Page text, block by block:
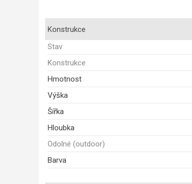
Konstrukce
Stav
Konstrukce
Hmotnost
Výška
Šířka
Hloubka
Odolné (outdoor)
Barva